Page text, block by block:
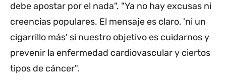
debe apostar por el nada". "Ya no hay excusas ni
creencias populares. El mensaje es claro, 'ni un
cigarrillo más' si nuestro objetivo es cuidarnos y
prevenir la enfermedad cardiovascular y ciertos
tipos de cáncer".